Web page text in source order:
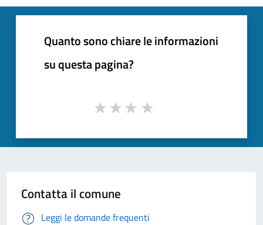
Quanto sono chiare le informazioni
su questa pagina?
Contatta il comune
Leggi le domande frequenti